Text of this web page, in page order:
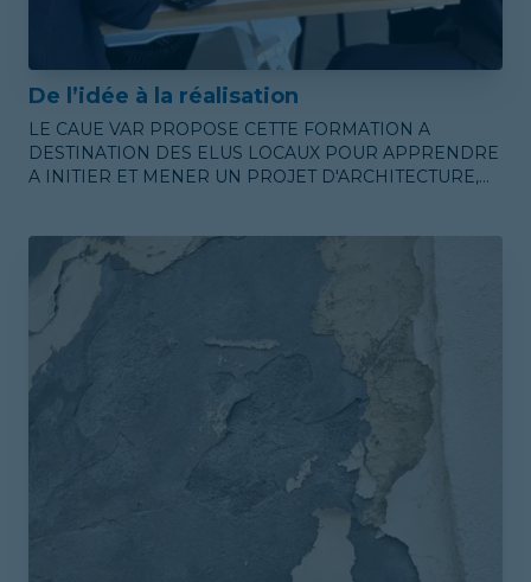
De l’idée à la réalisation
LE CAUE VAR PROPOSE CETTE FORMATION A
DESTINATION DES ELUS LOCAUX POUR APPRENDRE
A INITIER ET MENER UN PROJET D'ARCHITECTURE,